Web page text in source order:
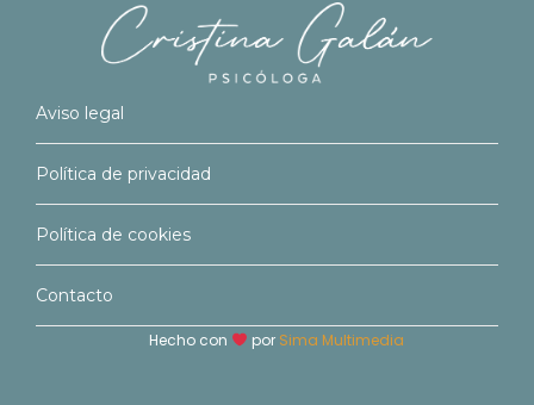
Aviso legal
Política de privacidad
Política de cookies
Contacto
Hecho con por Sima Multimedia